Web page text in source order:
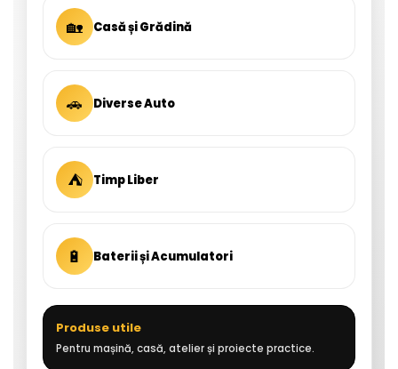
🏡 Casă și Grădină
🚗 Diverse Auto
⛺ Timp Liber
🔋 Baterii și Acumulatori
Produse utile
Pentru mașină, casă, atelier și proiecte practice.